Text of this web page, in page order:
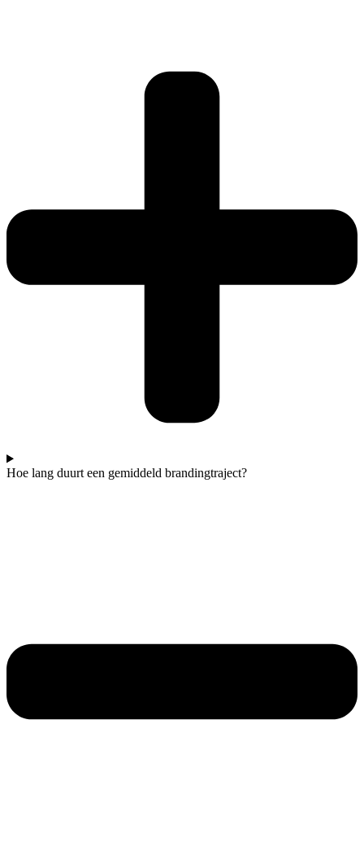
Hoe lang duurt een gemiddeld brandingtraject?